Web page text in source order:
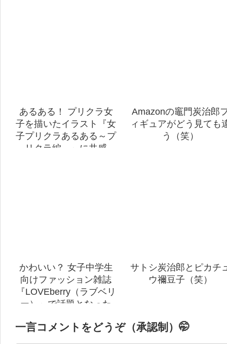
あるある！ プリクラ女
子を描いたイラスト『女
子プリクラあるある～プ
リクラ編～』に共感
Amazonの竈門炭治郎
ィギュアがどう見ても
う（笑）
かわいい？ 女子中学生
向けファッション雑誌
『LOVEberry（ラブベリ
ー）』で話題となった
方♥」(笑)
サトシ炭治郎とピカチ
ウ禰豆子（笑）
一言コメントをどうぞ（承認制）🤭